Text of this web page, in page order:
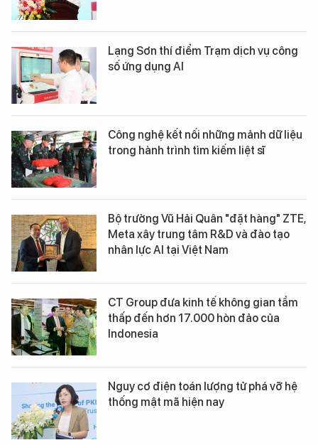
Lạng Sơn thí điểm Trạm dịch vụ công
số ứng dụng AI
Công nghệ kết nối những mảnh dữ liệu
trong hành trình tìm kiếm liệt sĩ
Bộ trưởng Vũ Hải Quân "đặt hàng" ZTE,
Meta xây trung tâm R&D và đào tạo
nhân lực AI tại Việt Nam
CT Group đưa kinh tế không gian tầm
thấp đến hơn 17.000 hòn đảo của
Indonesia
Nguy cơ điện toán lượng tử phá vỡ hệ
thống mật mã hiện nay